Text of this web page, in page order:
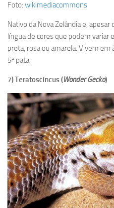
Foto: wikimediacommons
Nativo da Nova Zelândia e,
língua de cores que podem variar
preta, rosa ou amarela. Vivem em
5ª pata.
7) Teratoscincus (Wonder Gecko)